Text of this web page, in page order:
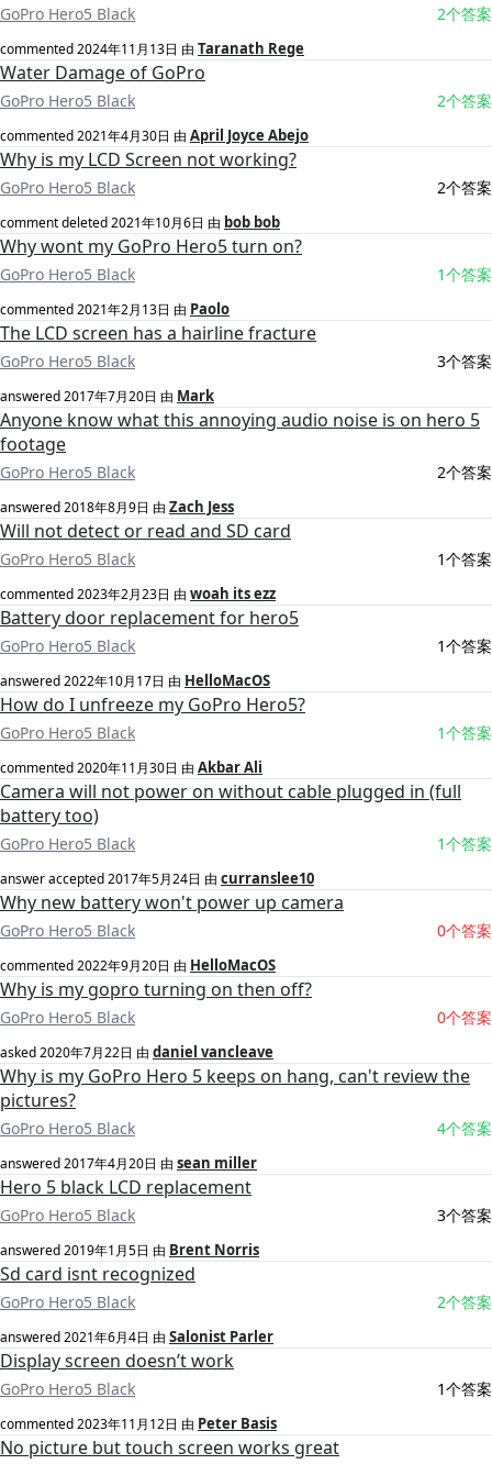
GoPro Hero5 Black 2个答案
commented2024年11月13日 由 Taranath Rege
Water Damage of GoPro
GoPro Hero5 Black 2个答案
commented2021年4月30日 由 April Joyce Abejo
Why is my LCD Screen not working?
GoPro Hero5 Black 2个答案
comment deleted2021年10月6日 由 bob bob
Why wont my GoPro Hero5 turn on?
GoPro Hero5 Black 1个答案
commented2021年2月13日 由 Paolo
The LCD screen has a hairline fracture
GoPro Hero5 Black 3个答案
answered2017年7月20日 由 Mark
Anyone know what this annoying audio noise is on hero 5
footage
GoPro Hero5 Black 2个答案
answered2018年8月9日 由 Zach Jess
Will not detect or read and SD card
GoPro Hero5 Black 1个答案
commented2023年2月23日 由 woah its ezz
Battery door replacement for hero5
GoPro Hero5 Black 1个答案
answered2022年10月17日 由 HelloMacOS
How do I unfreeze my GoPro Hero5?
GoPro Hero5 Black 1个答案
commented2020年11月30日 由 Akbar Ali
Camera will not power on without cable plugged in (full
battery too)
GoPro Hero5 Black 1个答案
answer accepted2017年5月24日 由 curranslee10
Why new battery won't power up camera
GoPro Hero5 Black 0个答案
commented2022年9月20日 由 HelloMacOS
Why is my gopro turning on then off?
GoPro Hero5 Black 0个答案
asked2020年7月22日 由 daniel vancleave
Why is my GoPro Hero 5 keeps on hang, can't review the
pictures?
GoPro Hero5 Black 4个答案
answered2017年4月20日 由 sean miller
Hero 5 black LCD replacement
GoPro Hero5 Black 3个答案
answered2019年1月5日 由 Brent Norris
Sd card isnt recognized
GoPro Hero5 Black 2个答案
answered2021年6月4日 由 Salonist Parler
Display screen doesn’t work
GoPro Hero5 Black 1个答案
commented2023年11月12日 由 Peter Basis
No picture but touch screen works great